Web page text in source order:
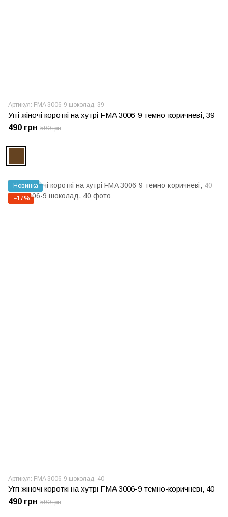
Артикул: FMA 3006-9 шоколад, 39
Уггі жіночі короткі на хутрі FMA 3006-9 темно-коричневі, 39
490 грн 590 грн
Новинка
−17%
Артикул: FMA 3006-9 шоколад, 40
Уггі жіночі короткі на хутрі FMA 3006-9 темно-коричневі, 40
490 грн 590 грн